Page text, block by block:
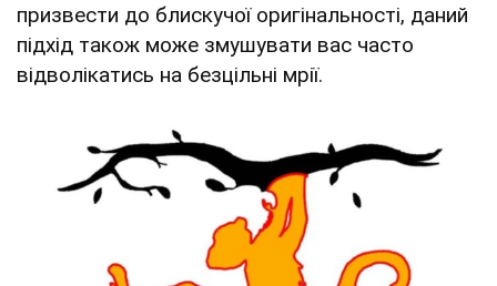
призвести до блискучої оригінальності, даний
підхід також може змушувати вас часто
відволікатись на безцільні мрії.